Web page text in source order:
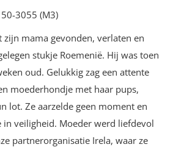
50-3055 (M3)
mama gevonden, verlaten en
stukje Roemenië. Hij was toen
oud. Gelukkig zag een attente
moederhondje met haar pups,
lot. Ze aarzelde geen moment en
in veiligheid. Moeder werd liefdevol
partnerorganisatie Irela, waar ze